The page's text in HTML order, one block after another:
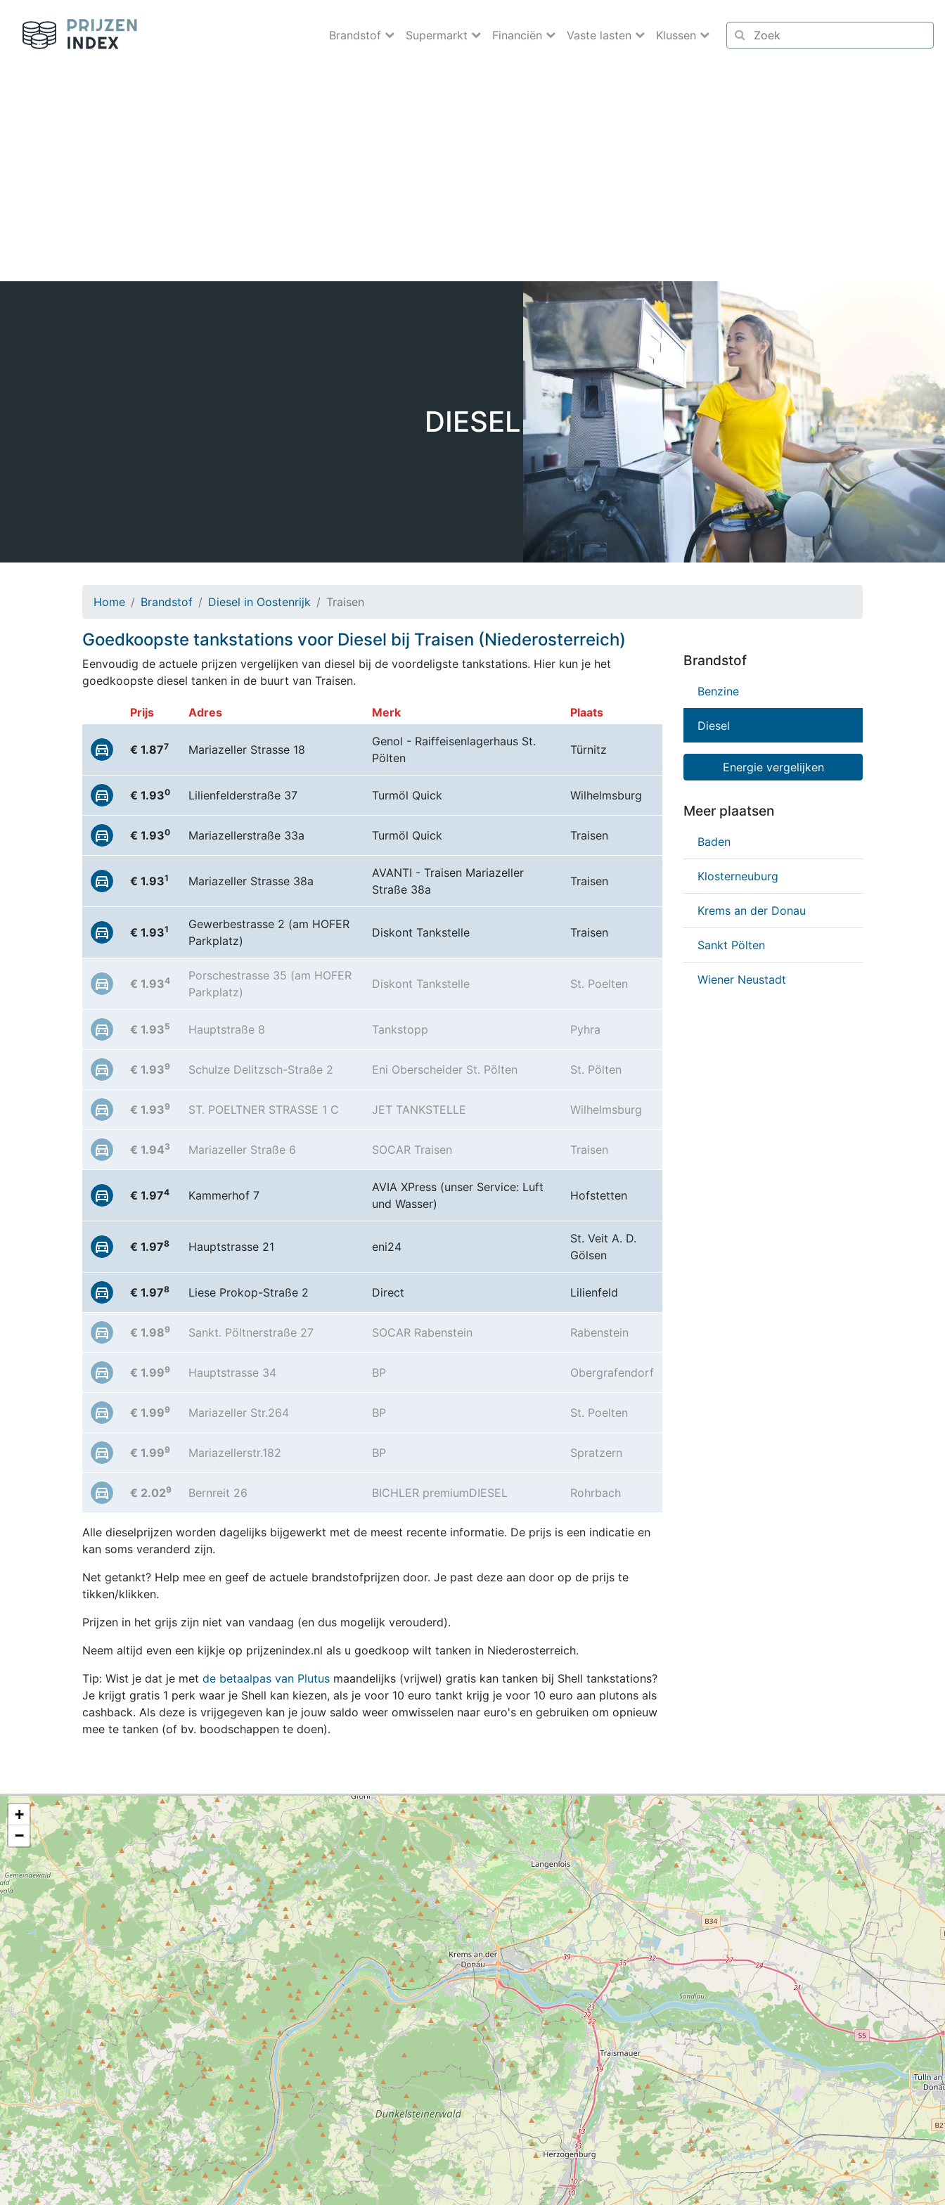
Brandstof Supermarkt Financiën Vaste lasten Klussen
DIESEL
Home Brandstof Diesel in Oostenrijk Traisen
Goedkoopste tankstations voor Diesel bij Traisen (Niederosterreich)
Eenvoudig de actuele prijzen vergelijken van diesel bij de voordeligste tankstations. Hier kun je het
goedkoopste diesel tanken in de buurt van Traisen.
Prijs Adres Merk Plaats
€ 1.877 Mariazeller Strasse 18
Genol - Raiffeisenlagerhaus St.
Pölten
Türnitz
€ 1.930 Lilienfelderstraße 37 Turmöl Quick Wilhelmsburg
€ 1.930 Mariazellerstraße 33a Turmöl Quick Traisen
€ 1.931 Mariazeller Strasse 38a
AVANTI - Traisen Mariazeller
Straße 38a
Traisen
€ 1.931
Gewerbestrasse 2 (am HOFER
Parkplatz)
Diskont Tankstelle Traisen
€ 1.934
Porschestrasse 35 (am HOFER
Parkplatz)
Diskont Tankstelle St. Poelten
€ 1.935 Hauptstraße 8 Tankstopp Pyhra
€ 1.939 Schulze Delitzsch-Straße 2 Eni Oberscheider St. Pölten St. Pölten
€ 1.939 ST. POELTNER STRASSE 1 C JET TANKSTELLE Wilhelmsburg
€ 1.943 Mariazeller Straße 6 SOCAR Traisen Traisen
€ 1.974 Kammerhof 7
AVIA XPress (unser Service: Luft
und Wasser)
Hofstetten
€ 1.978 Hauptstrasse 21 eni24
St. Veit A. D.
Gölsen
€ 1.978 Liese Prokop-Straße 2 Direct Lilienfeld
€ 1.989 Sankt. Pöltnerstraße 27 SOCAR Rabenstein Rabenstein
€ 1.999 Hauptstrasse 34 BP Obergrafendorf
€ 1.999 Mariazeller Str.264 BP St. Poelten
€ 1.999 Mariazellerstr.182 BP Spratzern
€ 2.029 Bernreit 26 BICHLER premiumDIESEL Rohrbach
Alle dieselprijzen worden dagelijks bijgewerkt met de meest recente informatie. De prijs is een indicatie en
kan soms veranderd zijn.
Net getankt? Help mee en geef de actuele brandstofprijzen door. Je past deze aan door op de prijs te
tikken/klikken.
Prijzen in het grijs zijn niet van vandaag (en dus mogelijk verouderd).
Neem altijd even een kijkje op prijzenindex.nl als u goedkoop wilt tanken in Niederosterreich.
Tip: Wist je dat je met de betaalpas van Plutus maandelijks (vrijwel) gratis kan tanken bij Shell tankstations?
Je krijgt gratis 1 perk waar je Shell kan kiezen, als je voor 10 euro tankt krijg je voor 10 euro aan plutons als
cashback. Als deze is vrijgegeven kan je jouw saldo weer omwisselen naar euro's en gebruiken om opnieuw
mee te tanken (of bv. boodschappen te doen).
Brandstof
Benzine
Diesel
Energie vergelijken
Meer plaatsen
Baden
Klosterneuburg
Krems an der Donau
Sankt Pölten
Wiener Neustadt
+
−